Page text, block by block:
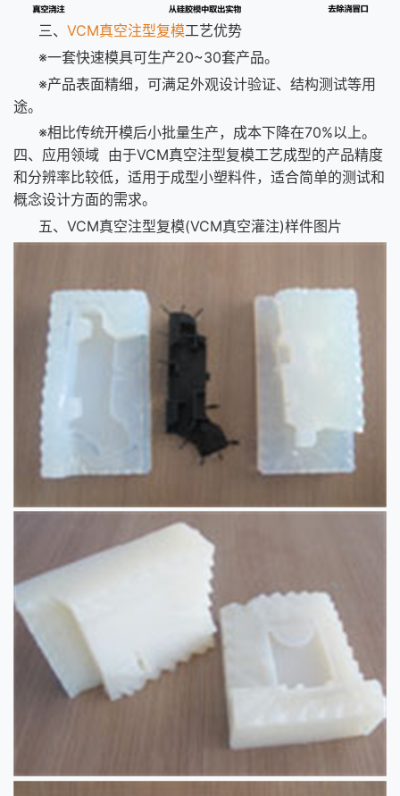
三、 VCM真空注型复模工艺优势
※一套快速模具可生产20~30套产品。
※产品表面精细，可满足外观设计验证、结构测试等用
途。
※相比传统开模后小批量生产，成本下降在70%以上。
四、应用领域 由于VCM真空注型复模工艺成型的产品精度
和分辨率比较低，适用于成型小塑料件，适合简单的测试和
概念设计方面的需求。
五、VCM真空注型复模(VCM真空灌注)样件图片